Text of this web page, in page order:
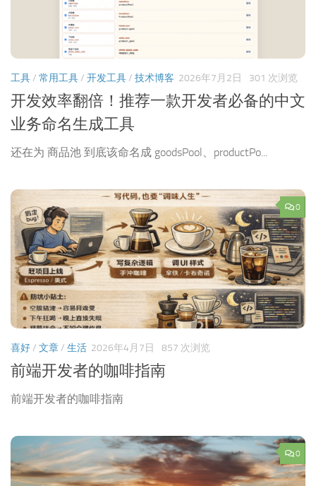
工具/ 常用工具/ 开发工具/ 技术博客 2026年7月2日 301 次浏览
开发效率翻倍！推荐一款开发者必备的中文
业务命名生成工具
还在为 商品池 到底该命名成 goodsPool、productPo...
0
喜好/ 文章/ 生活 2026年4月7日 857 次浏览
前端开发者的咖啡指南
前端开发者的咖啡指南
0